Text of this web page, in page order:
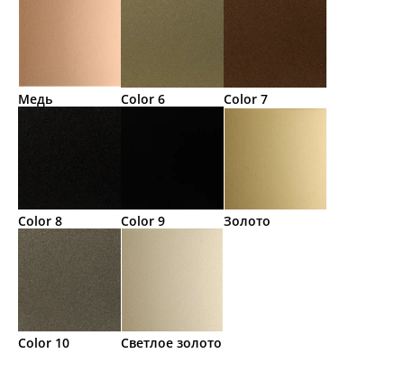
Медь Color 6 Color 7
Color 8 Color 9 Золото
Color 10 Светлое золото